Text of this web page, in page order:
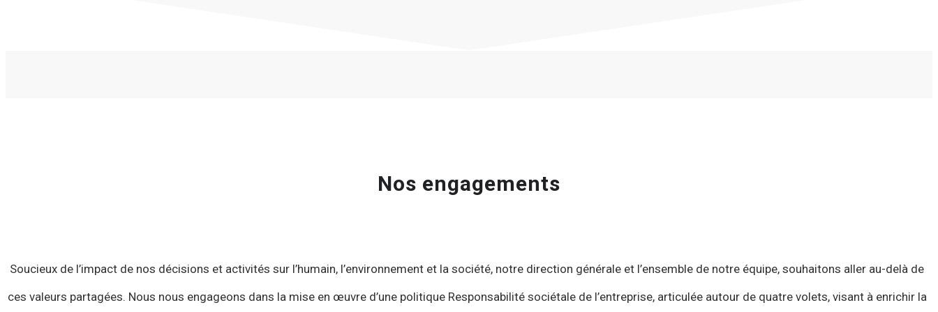
Nos engagements
Soucieux de l’impact de nos décisions et activités sur l’humain, l’environnement et la société, notre direction générale et l’ensemble de notre équipe, souhaitons aller au-delà de
ces valeurs partagées. Nous nous engageons dans la mise en œuvre d’une politique Responsabilité sociétale de l’entreprise, articulée autour de quatre volets, visant à enrichir la